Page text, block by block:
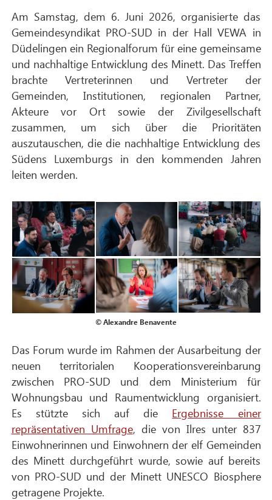
Am Samstag, dem 6. Juni 2026, organisierte das
Gemeindesyndikat PRO-SUD in der Hall VEWA in
Düdelingen ein Regionalforum für eine gemeinsame
und nachhaltige Entwicklung des Minett. Das Treffen
brachte Vertreterinnen und Vertreter der
Gemeinden, Institutionen, regionalen Partner,
Akteure vor Ort sowie der Zivilgesellschaft
zusammen, um sich über die Prioritäten
auszutauschen, die die nachhaltige Entwicklung des
Südens Luxemburgs in den kommenden Jahren
leiten werden.
© Alexandre Benavente
Das Forum wurde im Rahmen der Ausarbeitung der
neuen territorialen Kooperationsvereinbarung
zwischen PRO-SUD und dem Ministerium für
Wohnungsbau und Raumentwicklung organisiert.
Es stützte sich auf die Ergebnisse einer
repräsentativen Umfrage, die von Ilres unter 837
Einwohnerinnen und Einwohnern der elf Gemeinden
des Minett durchgeführt wurde, sowie auf bereits
von PRO-SUD und der Minett UNESCO Biosphere
getragene Projekte.